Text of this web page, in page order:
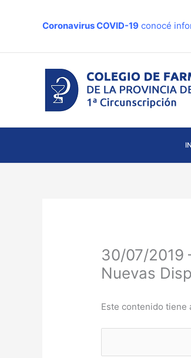
Coronavirus COVID-19 conocé
30/07/2019
Nuevas
Este contenido tiene